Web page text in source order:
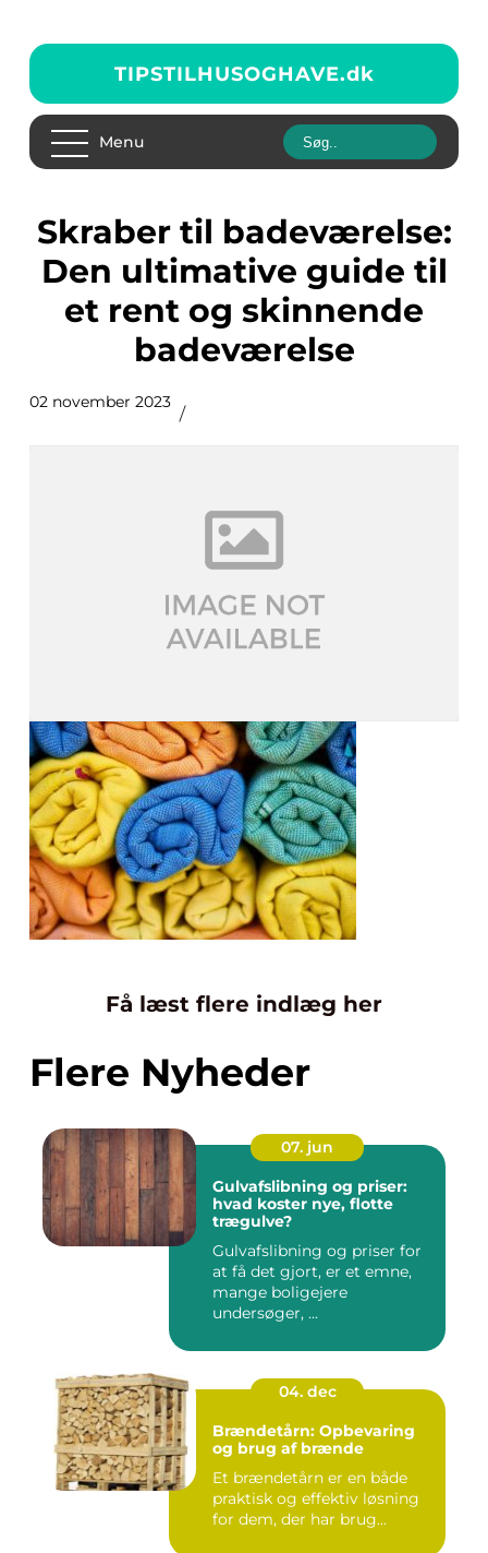
TIPSTILHUSOGHAVE.dk
Menu
Skraber til badeværelse:
Den ultimative guide til
et rent og skinnende
badeværelse
02 november 2023
Få læst flere indlæg her
Flere Nyheder
07. jun
Gulvafslibning og priser:
hvad koster nye, flotte
trægulve?
Gulvafslibning og priser for
at få det gjort, er et emne,
mange boligejere
undersøger, ...
04. dec
Brændetårn: Opbevaring
og brug af brænde
Et brændetårn er en både
praktisk og effektiv løsning
for dem, der har brug...